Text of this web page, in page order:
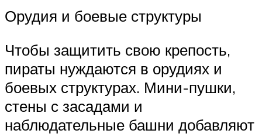
Орудия и боевые структуры
Чтобы защитить свою крепость,
пираты нуждаются в орудиях и
боевых структурах. Мини-пушки,
стены с засадами и
наблюдательные башни добавляют